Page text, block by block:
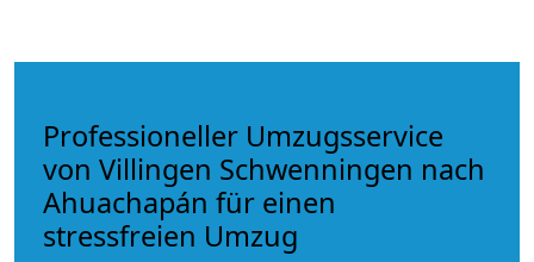
Professioneller Umzugsservice
von Villingen Schwenningen nach
Ahuachapán für einen
stressfreien Umzug